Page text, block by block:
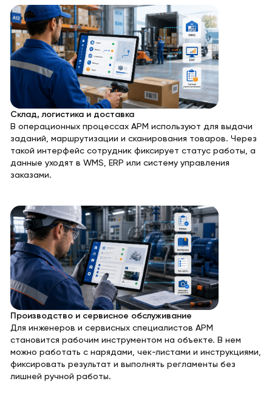
Склад, логистика и доставка
В операционных процессах АРМ используют для выдачи
заданий, маршрутизации и сканирования товаров. Через
такой интерфейс сотрудник фиксирует статус работы, а
данные уходят в WMS, ERP или систему управления
заказами.
Производство и сервисное обслуживание
Для инженеров и сервисных специалистов АРМ
становится рабочим инструментом на объекте. В нем
можно работать с нарядами, чек-листами и инструкциями,
фиксировать результат и выполнять регламенты без
лишней ручной работы.